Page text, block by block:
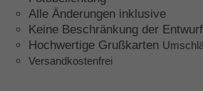
Alle Änderungen inklusive
Keine Beschränkung der
Hochwertige Grußkarten
Versandkostenfrei